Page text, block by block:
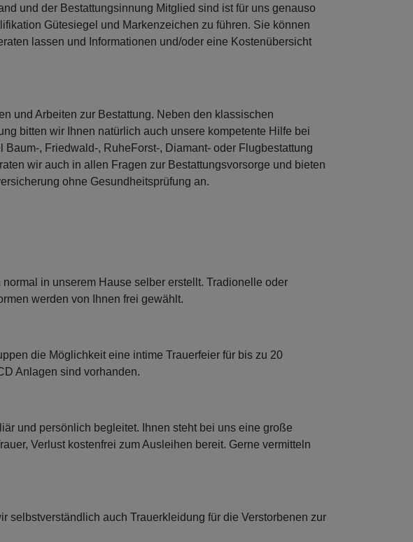
und der Bestattungsinnung Mitglied sind ist für uns genauso
Gütesiegel und Markenzeichen zu führen. Sie können
lassen und Informationen und/oder eine Kostenübersicht
und Arbeiten zur Bestattung. Neben den klassischen
bitten wir Ihnen natürlich auch unsere kompetente Hilfe bei
, Friedwald-, RuheForst-, Diamant- oder Flugbestattung
wir auch in allen Fragen zur Bestattungsvorsorge und bieten
ohne Gesundheitsprüfung an.
in unserem Hause selber erstellt. Tradionelle oder
werden von Ihnen frei gewählt.
die Möglichkeit eine intime Trauerfeier für bis zu 20
Anlagen sind vorhanden.
und persönlich begleitet. Ihnen steht bei uns eine große
Verlust kostenfrei zum Ausleihen bereit. Gerne vermitteln
selbstverständlich auch Trauerkleidung für die Verstorbenen zur